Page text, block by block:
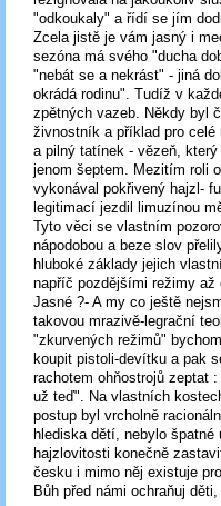
"odkoukaly" a řídí se jím
Zcela jistě je vám jasný i
sezóna má svého "ducha
"nebát se a nekrást" - jiná
okrádá rodinu". Tudíž v
zpětných vazeb. Někdy byl
živnostník a příklad pro
a pilný tatínek - vězeň,
jenom šeptem. Mezitím roli
vykonával pokřivený hajzl-
legitimací jezdil limuzínou
Tyto věci se vlastním
nápodobou a beze slov
hluboké základy jejich
napříč pozdějšími režimy až
Jasné ?- A my co ještě
takovou mrazivě-legrační
"zkurvených režimů"
koupit pistoli-devítku a pak
rachotem ohňostrojů zeptat
už teď". Na vlastních
postup byl vrcholně
hlediska dětí, nebylo
hajzlovitosti konečně
česku i mimo něj existuje
Bůh před námi ochraňuj